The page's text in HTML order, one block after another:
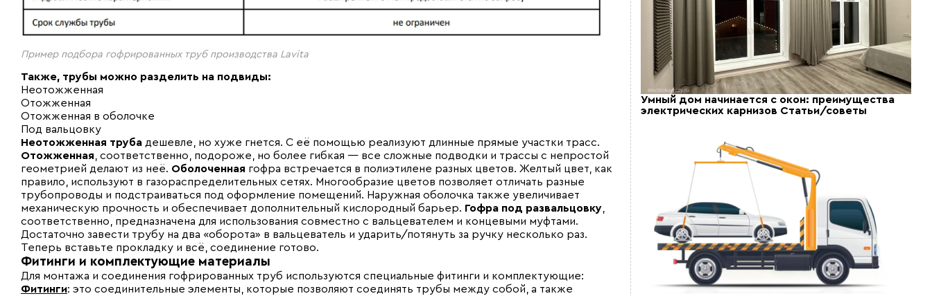
Пример подбора гофрированных труб производства Lavita
Также, трубы можно разделить на подвиды:
Неотожженная
Отожженная
Отожженная в оболочке
Под вальцовку
Неотожженная труба дешевле, но хуже гнется. С её помощью реализуют длинные прямые участки трасс.
Отожженная , соответственно, подороже, но более гибкая — все сложные подводки и трассы с непростой
геометрией делают из неё. Оболоченная гофра встречается в полиэтилене разных цветов. Желтый цвет, как
правило, используют в газораспределительных сетях. Многообразие цветов позволяет отличать разные
трубопроводы и подстраиваться под оформление помещений. Наружная оболочка также увеличивает
механическую прочность и обеспечивает дополнительный кислородный барьер. Гофра под развальцовку
соответственно, предназначена для использования совместно с вальцевателем и концевыми муфтами.
Достаточно завести трубу на два «оборота» в вальцеватель и ударить/потянуть за ручку несколько раз.
Теперь вставьте прокладку и всё, соединение готово.
Фитинги и комплектующие материалы
Для монтажа и соединения гофрированных труб используются специальные фитинги и комплектующие:
Фитинги: это соединительные элементы, которые позволяют соединять трубы между собой, а также
Умный дом начинается с окон: преимущества
электрических карнизов Статьи/советы